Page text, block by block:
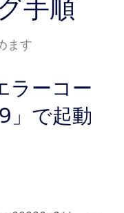
手順
ます
ーコー
で起動